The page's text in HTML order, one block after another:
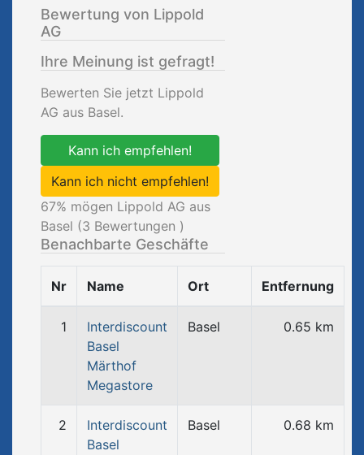
Bewertung von Lippold
AG
Ihre Meinung ist gefragt!
Bewerten Sie jetzt Lippold
AG aus Basel.
Kann ich empfehlen!
Kann ich nicht empfehlen!
67% mögen Lippold AG aus
Basel (3 Bewertungen )
Benachbarte Geschäfte
Nr Name Ort Entfernung
1
Interdiscount
Basel
Märthof
Megastore
Basel 0.65 km
2
Interdiscount
Basel
Basel 0.68 km